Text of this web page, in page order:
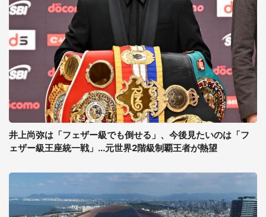
井上尚弥は「フェザー級でも倒せる」、今後見たいのは「フ
ェザー級王座統一戦」...元世界2階級制覇王者が熱望